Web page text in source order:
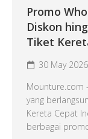
Promo
Diskon
Tiket
30 May
Mounture.com
yang
Kereta Cepat
berbagai